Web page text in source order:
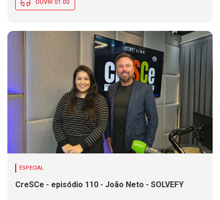
OUVIR 01:00
ESPECIAL
CreSCe - episódio 110 - João Neto - SOLVEFY